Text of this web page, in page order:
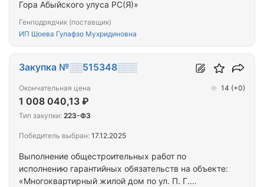
Гора Абыйского улуса РС(Я)»
Генподрядчик (поставщик)
ИП Шоева Гулафзо Мухридиновна
Выполнение общестроительных работ по
исполнению гарантийных обязательств на объекте:
«Многоквартирный жилой дом по ул. П. Г.
Закупка №░░515348░░░
Окончательная цена
1 008 040,13 ₽
14 (+0)
Тип закупки: 223-ФЗ
Победитель выбран: 17.12.2025